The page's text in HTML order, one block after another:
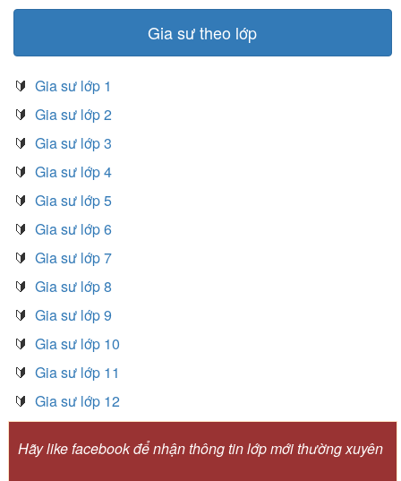
Gia sư theo lớp
🔰 Gia sư lớp 1
🔰 Gia sư lớp 2
🔰 Gia sư lớp 3
🔰 Gia sư lớp 4
🔰 Gia sư lớp 5
🔰 Gia sư lớp 6
🔰 Gia sư lớp 7
🔰 Gia sư lớp 8
🔰 Gia sư lớp 9
🔰 Gia sư lớp 10
🔰 Gia sư lớp 11
🔰 Gia sư lớp 12
Hãy like facebook để nhận thông tin lớp mới thường xuyên